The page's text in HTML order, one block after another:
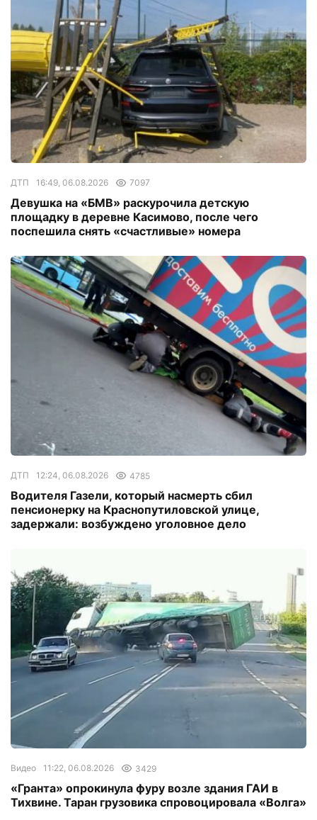
ДТП 16:49, 06.08.2026 7097
Девушка на «БМВ» раскурочила детскую
площадку в деревне Касимово, после чего
поспешила снять «счастливые» номера
ДТП 12:24, 06.08.2026 4785
Водителя Газели, который насмерть сбил
пенсионерку на Краснопутиловской улице,
задержали: возбуждено уголовное дело
Видео 11:22, 06.08.2026 3429
«Гранта» опрокинула фуру возле здания ГАИ в
Тихвине. Таран грузовика спровоцировала «Волга»